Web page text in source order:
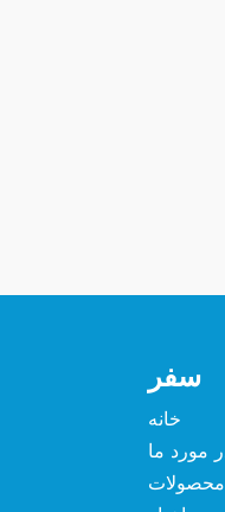
سفر
خانه
مورد ما
محصولات